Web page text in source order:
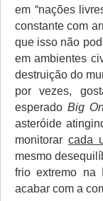
em “nações
constante com
que isso não
em ambientes
destruição do
por vezes,
esperadoBig
asteróide
monitorarcada
mesmo
frio extremo na
acabar com a